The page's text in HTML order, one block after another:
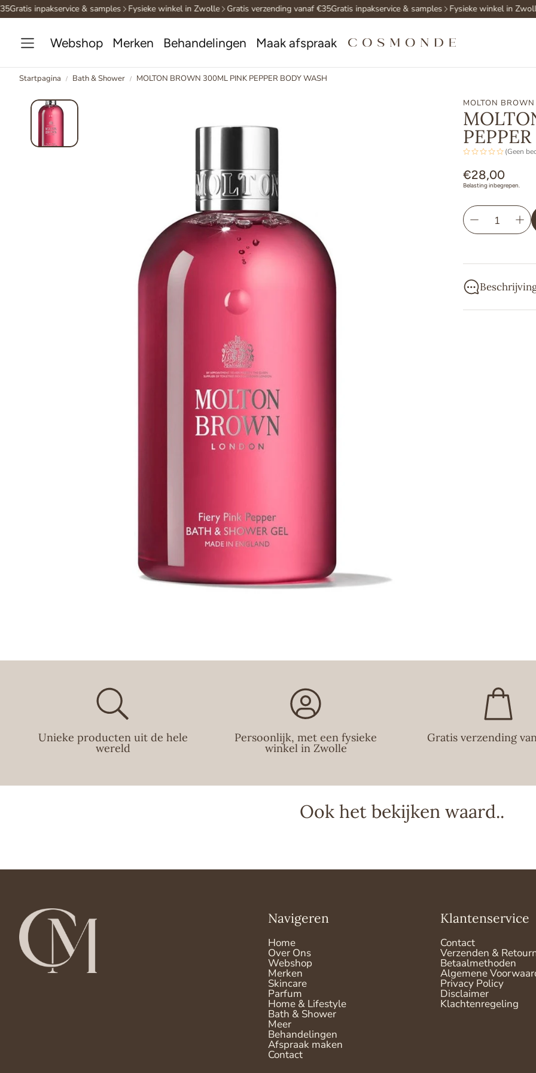
Gratis inpakservice & samples Fysieke winkel in Zwolle Gratis verzending vanaf €35Gratis inpakservice & samples Fysieke winkel in Zwolle
Webshop Merken Behandelingen Maak afspraak
Startpagina Bath & Shower MOLTON BROWN 300ML PINK PEPPER BODY WASH
MOLTON
(Geen
Normale
prijs
€28,00
Belasting inbegrepen.
Verleid je
Unieke producten uit de hele
wereld
Persoonlijk, met een fysieke
winkel in Zwolle
Gratis verzending
Ook het bekijken waard..
Navigeren
Home
Over Ons
Webshop
Merken
Skincare
Parfum
Home & Lifestyle
Bath & Shower
Meer
Behandelingen
Afspraak maken
Contact
Klantenservice
Contact
Verzenden &
Betaalmethoden
Algemene
Privacy Policy
Disclaimer
Klachtenregeling